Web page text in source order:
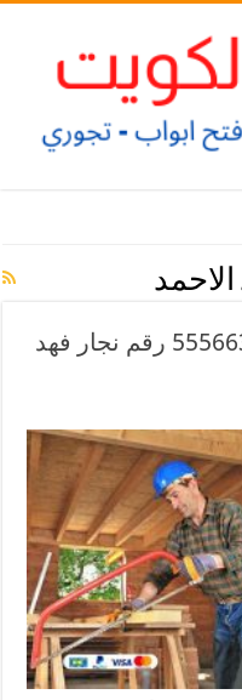
نجار فهد الاحمد الكويت 55566392 رقم نجار فهد